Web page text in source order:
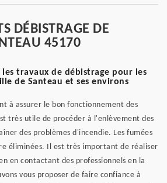
DÉBISTRAGE DE
45170
les travaux de débistrage pour les
de Santeau et ses environs
à assurer le bon fonctionnement des
très utile de procéder à l'enlèvement des
des problèmes d'incendie. Les fumées
éliminées. Il est très important de réaliser
en contactant des professionnels en la
vous proposer de faire confiance à